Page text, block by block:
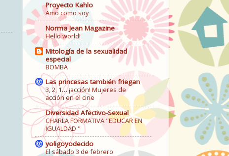
Proyecto Kahlo
Amo como soy
Norma Jean Magazine
Hello world!
Mitología de la sexualidad
especial
BOMBA
Las princesas también friegan
3, 2, 1… ¡acción! Mujeres de
acción en el cine
Diversidad Afectivo-Sexual
CHARLA FORMATIVA "EDUCAR EN
IGUALDAD "
yoligoyodecido
El sábado 3 de febrero